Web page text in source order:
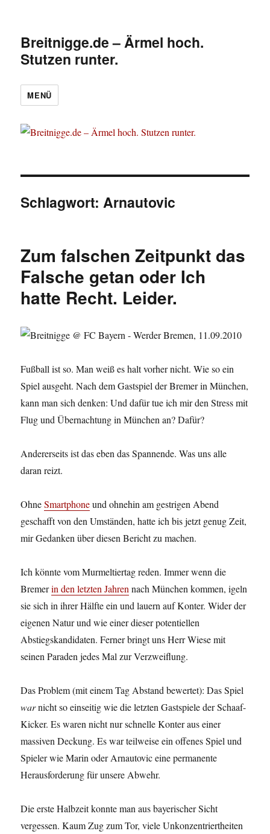
Breitnigge.de – Ärmel hoch.
Stutzen runter.
MENÜ
Schlagwort:Arnautovic
Zum falschen Zeitpunkt das
Falsche getan oder Ich
hatte Recht. Leider.
Fußball ist so. Man weiß es halt vorher nicht. Wie so ein
Spiel ausgeht. Nach dem Gastspiel der Bremer in München,
kann man sich denken: Und dafür tue ich mir den Stress mit
Flug und Übernachtung in München an? Dafür?
Andererseits ist das eben das Spannende. Was uns alle
daran reizt.
OhneSmartphoneund ohnehin am gestrigen Abend
geschafft von den Umständen, hatte ich bis jetzt genug Zeit,
mir Gedanken über diesen Bericht zu machen.
Ich könnte vom Murmeltiertag reden. Immer wenn die
Bremerin den letzten Jahren nach München kommen, igeln
sie sich in ihrer Hälfte ein und lauern auf Konter. Wider der
eigenen Natur und wie einer dieser potentiellen
Abstiegskandidaten. Ferner bringt uns Herr Wiese mit
seinen Paraden jedes Mal zur Verzweiflung.
Das Problem (mit einem Tag Abstand bewertet): Das Spiel
warnicht so einseitig wie die letzten Gastspiele der Schaaf-
Kicker. Es waren nicht nur schnelle Konter aus einer
massiven Deckung. Es war teilweise ein offenes Spiel und
Spieler wie Marin oder Arnautovic eine permanente
Herausforderung für unsere Abwehr.
Die erste Halbzeit konnte man aus bayerischer Sicht
vergessen. Kaum Zug zum Tor, viele Unkonzentriertheiten